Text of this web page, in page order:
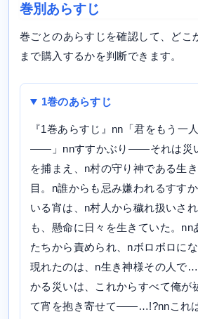
巻別あらすじ
巻ごとのあらすじを確認して、どこ
まで購入するかを判断できます。
1巻のあらすじ
『1巻あらすじ』nn「君をもう一
――」nnすすかぶり――それは災
を捕まえ、n村の守り神である生
目。n誰からも忌み嫌われるすす
いる宵は、n村人から穢れ扱いさ
も、懸命に日々を生きていた。nn
たちから責められ、nボロボロに
現れたのは、n生き神様その人で
かる災いは、これからすべて俺が
て宵を抱き寄せて――…!?nnこれ